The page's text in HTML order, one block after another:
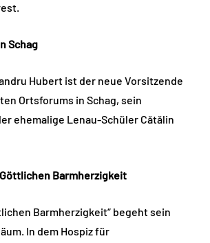
Schag
Hubert ist der neue Vorsitzende
Ortsforums in Schag, sein
ehemalige Lenau-Schüler Cătălin
Barmherzigkeit
Barmherzigkeit“ begeht sein
In dem Hospiz für